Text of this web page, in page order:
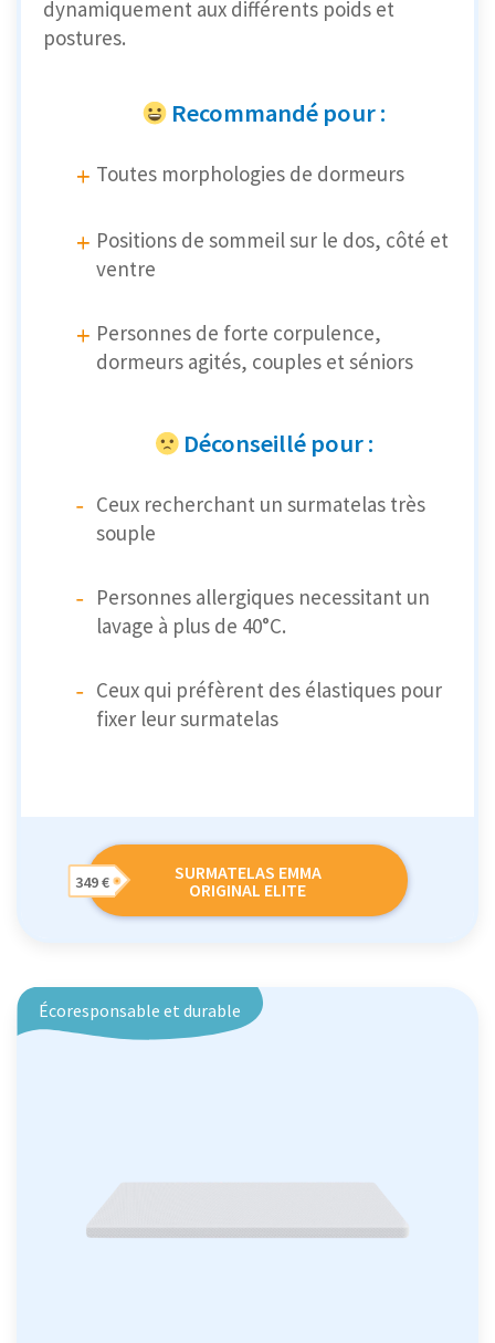
dynamiquement aux différents poids et
postures.
Recommandé pour :
Toutes morphologies de dormeurs
Positions de sommeil sur le dos, côté et
ventre
Personnes de forte corpulence,
dormeurs agités, couples et séniors
Déconseillé pour :
Ceux recherchant un surmatelas très
souple
Personnes allergiques necessitant un
lavage à plus de 40°C.
Ceux qui préfèrent des élastiques pour
fixer leur surmatelas
SURMATELAS EMMA
ORIGINAL ELITE
349 €
Écoresponsable et durable